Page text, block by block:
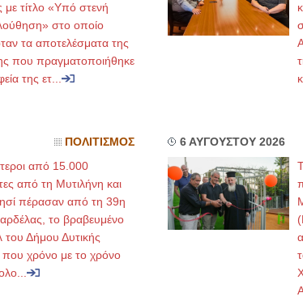
με τίτλο «Υπό στενή
στο οποίο
τα αποτελέσματα της
που πραγματοποιήθηκε
της ετ...
ΠΟΛΙΤΙΣΜΟΣ
από 15.000
από τη Μυτιλήνη και
πέρασαν από τη 39η
το βραβευμένο
του Δήμου Δυτικής
χρόνο με το χρόνο
6 ΑΥΓΟΥΣΤΟΥ 2026